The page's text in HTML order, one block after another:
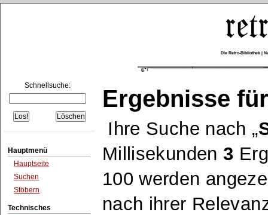
Die Retro-Bibliothek |
Schnellsuche:
Hauptmenü
Hauptseite
Suchen
Stöbern
Technisches
Ergebnisse
Ihre Suche nach
Millisekunden3
100 werden
nach ihrer